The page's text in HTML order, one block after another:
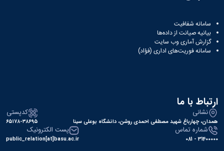
سامانه شفافیت
بیانیه صیانت از داده‌ها
گزارش آماری وب‌ سایت
سامانه فوریت‌های اداری (فؤاد)
ارتباط با ما
نشانی
همدان، چهارباغ شهید مصطفی احمدی روشن، دانشگاه بوعلی سینا
کدپستی
۶۵۱۷۸-۳۸۶۹۵
شماره تماس
31400000 - 081
پست الکترونیک
public_relation[at]basu.ac.ir